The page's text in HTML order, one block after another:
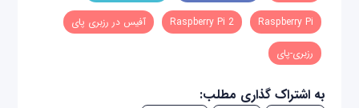
Raspberry Pi
Raspberry Pi 2 آفیس در رزبری پای
رزبری-پای
به اشتراک گذاری مطلب: